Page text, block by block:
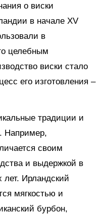
о виски
в начале XV
в
целебным
виски стало
его изготовления –
традиции и
Например,
своим
и выдержкой в
лет. Ирландский
мягкостью и
бурбон,